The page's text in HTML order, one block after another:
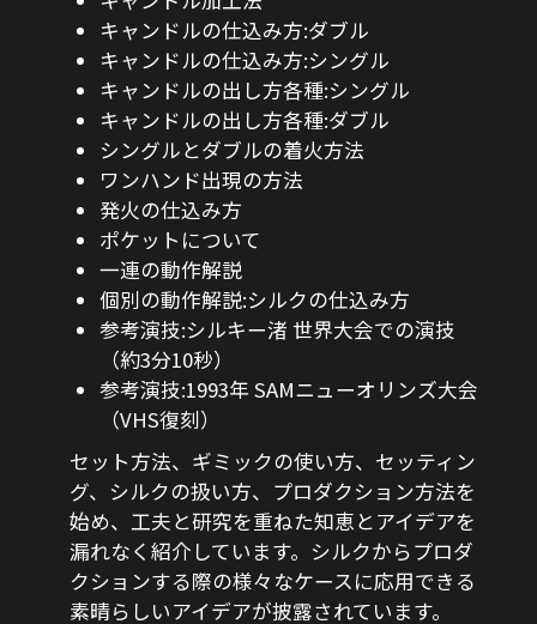
キャンドルの仕込み方:ダブル
キャンドルの仕込み方:シングル
キャンドルの出し方各種:シングル
キャンドルの出し方各種:ダブル
シングルとダブルの着火方法
ワンハンド出現の方法
発火の仕込み方
ポケットについて
一連の動作解説
個別の動作解説:シルクの仕込み方
参考演技:シルキー渚 世界大会での演技
（約3分10秒）
参考演技:1993年 SAMニューオリンズ大会
（VHS復刻）
セット方法、ギミックの使い方、セッティン
グ、シルクの扱い方、プロダクション方法を
始め、工夫と研究を重ねた知恵とアイデアを
漏れなく紹介しています。シルクからプロダ
クションする際の様々なケースに応用できる
素晴らしいアイデアが披露されています。